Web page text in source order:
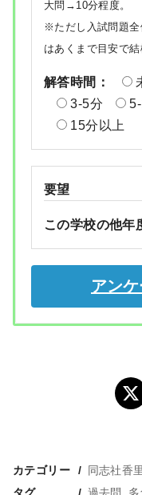
大問→10分程度。
※ただし入試問題全
はあくまで目安で結
解答時間：
3-5分
15分以上
要望
この学校の他年
カテゴリー
同志社香
タグ
過去問_